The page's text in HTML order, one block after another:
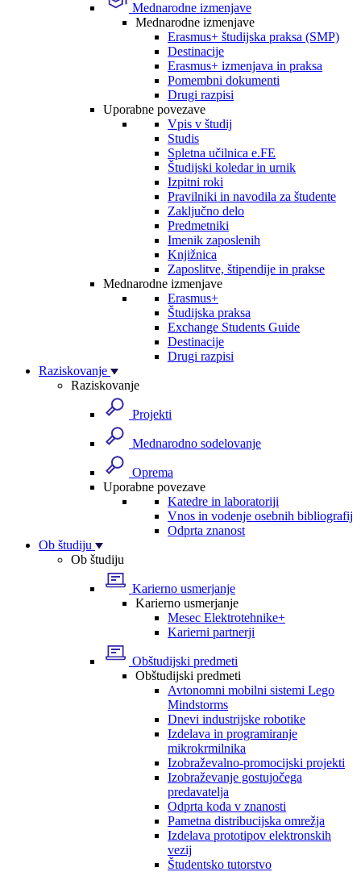
Mednarodne izmenjave
Mednarodne izmenjave
Erasmus+ študijska praksa (SMP)
Destinacije
Erasmus+ izmenjava in praksa
Pomembni dokumenti
Drugi razpisi
Uporabne povezave
Vpis v študij
Studis
Spletna učilnica e.FE
Študijski koledar in urnik
Izpitni roki
Pravilniki in navodila za študente
Zaključno delo
Predmetniki
Imenik zaposlenih
Knjižnica
Zaposlitve, štipendije in prakse
Mednarodne izmenjave
Erasmus+
Študijska praksa
Exchange Students Guide
Destinacije
Drugi razpisi
Raziskovanje
Raziskovanje
Projekti
Mednarodno sodelovanje
Oprema
Uporabne povezave
Katedre in laboratoriji
Vnos in vodenje osebnih bibliografij
Odprta znanost
Ob študiju
Ob študiju
Karierno usmerjanje
Karierno usmerjanje
Mesec Elektrotehnike+
Karierni partnerji
Obštudijski predmeti
Obštudijski predmeti
Avtonomni mobilni sistemi Lego
Mindstorms
Dnevi industrijske robotike
Izdelava in programiranje
mikrokrmilnika
Izobraževalno-promocijski projekti
Izobraževanje gostujočega
predavatelja
Odprta koda v znanosti
Pametna distribucijska omrežja
Izdelava prototipov elektronskih
vezij
Študentsko tutorstvo